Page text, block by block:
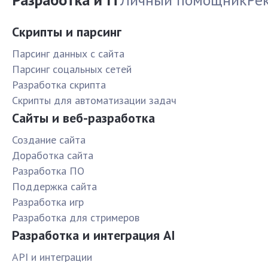
Скрипты и парсинг
Парсинг данных с сайта
Парсинг соцальных сетей
Разработка скрипта
Скрипты для автоматизации задач
Сайты и веб-разработка
Создание сайта
Доработка сайта
Разработка ПО
Поддержка сайта
Разработка игр
Разработка для стримеров
Разработка и интеграция AI
API и интеграции